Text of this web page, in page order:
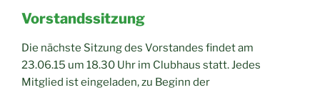
Vorstandssitzung
Die nächste Sitzung des Vorstandes findet am
23.06.15 um 18.30 Uhr im Clubhaus statt. Jedes
Mitglied ist eingeladen, zu Beginn der